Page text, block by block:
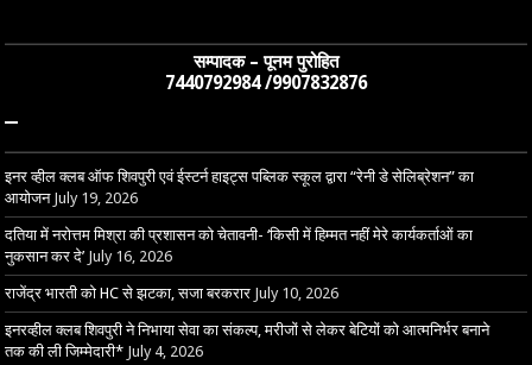
सम्पादक – पूनम पुरोहित
7440792984 /9907832876
–
इनर व्हील क्लब ऑफ शिवपुरी एवं ईस्टर्न हाइट्स पब्लिक स्कूल द्वारा “रेनी डे सेलिब्रेशन” का
आयोजन July 19, 2026
दतिया में नरोत्तम मिश्रा की प्रशासन को चेतावनी- ‘किसी में हिम्मत नहीं मेरे कार्यकर्ताओं का
नुकसान कर दे’ July 16, 2026
राजेंद्र भारती को HC से झटका, सजा बरकरार July 10, 2026
इनरव्हील क्लब शिवपुरी ने निभाया सेवा का संकल्प, मरीजों से लेकर बेटियों को आत्मनिर्भर बनाने
तक की ली जिम्मेदारी* July 4, 2026